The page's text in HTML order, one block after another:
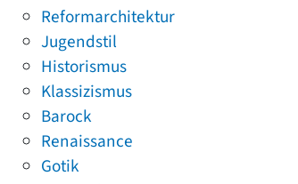
Reformarchitektur
Jugendstil
Historismus
Klassizismus
Barock
Renaissance
Gotik